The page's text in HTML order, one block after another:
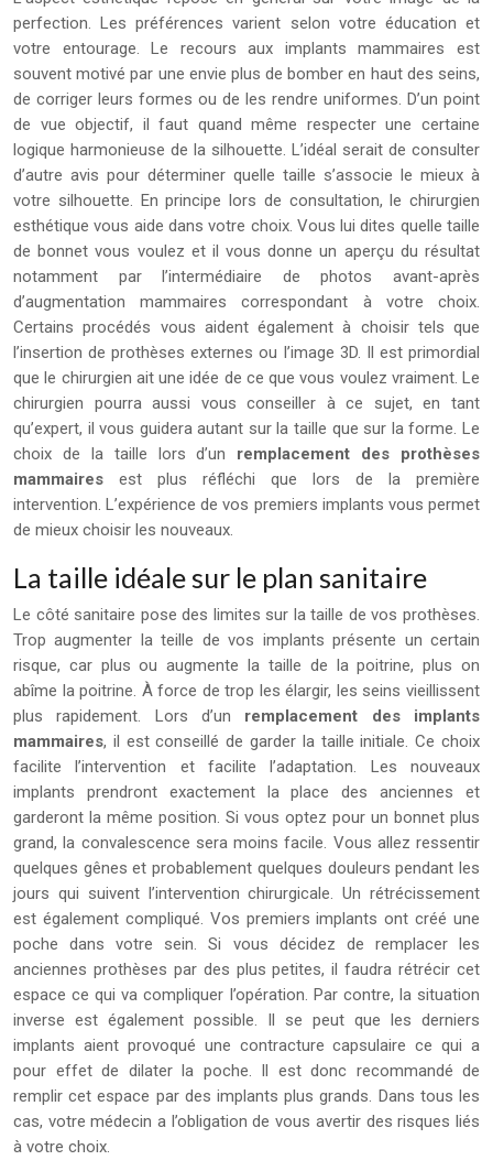
perfection. Les préférences varient selon votre éducation et
votre entourage. Le recours aux implants mammaires est
souvent motivé par une envie plus de bomber en haut des seins,
de corriger leurs formes ou de les rendre uniformes. D’un point
de vue objectif, il faut quand même respecter une certaine
logique harmonieuse de la silhouette. L’idéal serait de consulter
d’autre avis pour déterminer quelle taille s’associe le mieux à
votre silhouette. En principe lors de consultation, le chirurgien
esthétique vous aide dans votre choix. Vous lui dites quelle taille
de bonnet vous voulez et il vous donne un aperçu du résultat
notamment par l’intermédiaire de photos avant-après
d’augmentation mammaires correspondant à votre choix.
Certains procédés vous aident également à choisir tels que
l’insertion de prothèses externes ou l’image 3D. Il est primordial
que le chirurgien ait une idée de ce que vous voulez vraiment. Le
chirurgien pourra aussi vous conseiller à ce sujet, en tant
qu’expert, il vous guidera autant sur la taille que sur la forme. Le
choix de la taille lors d’un remplacement des prothèses
mammaires est plus réfléchi que lors de la première
intervention. L’expérience de vos premiers implants vous permet
de mieux choisir les nouveaux.
La taille idéale sur le plan sanitaire
Le côté sanitaire pose des limites sur la taille de vos prothèses.
Trop augmenter la teille de vos implants présente un certain
risque, car plus ou augmente la taille de la poitrine, plus on
abîme la poitrine. À force de trop les élargir, les seins vieillissent
plus rapidement. Lors d’un remplacement des implants
mammaires, il est conseillé de garder la taille initiale. Ce choix
facilite l’intervention et facilite l’adaptation. Les nouveaux
implants prendront exactement la place des anciennes et
garderont la même position. Si vous optez pour un bonnet plus
grand, la convalescence sera moins facile. Vous allez ressentir
quelques gênes et probablement quelques douleurs pendant les
jours qui suivent l’intervention chirurgicale. Un rétrécissement
est également compliqué. Vos premiers implants ont créé une
poche dans votre sein. Si vous décidez de remplacer les
anciennes prothèses par des plus petites, il faudra rétrécir cet
espace ce qui va compliquer l’opération. Par contre, la situation
inverse est également possible. Il se peut que les derniers
implants aient provoqué une contracture capsulaire ce qui a
pour effet de dilater la poche. Il est donc recommandé de
remplir cet espace par des implants plus grands. Dans tous les
cas, votre médecin a l’obligation de vous avertir des risques liés
à votre choix.